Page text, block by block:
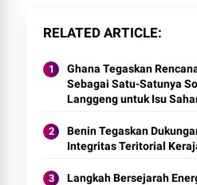
RELATED ARTICLE
Ghana Tegaskan
Sebagai Satu-Satunya
Langgeng untuk Isu
Benin Tegaskan
Integritas Teritorial
Langkah Bersejarah